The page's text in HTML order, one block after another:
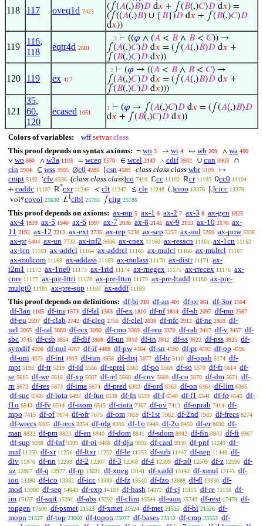
118 117 oveq1d 7425
(∫(𝐴(,)𝐵)𝐷 d𝑥 + ∫(𝐵(,)𝐶)𝐷 d𝑥) =
(∫((𝐴(,)𝐵) ∪ { 𝐵})𝐷 d𝑥 + ∫(𝐵(,)𝐶)𝐷
d𝑥))
119
116,
118
eqtr4d 2801
. . 3 ⊢ ((𝜑 ∧ (𝐴 < 𝐵 ∧ 𝐵 < 𝐶)) →
∫(𝐴(,)𝐶)𝐷 d𝑥 = (∫(𝐴(,)𝐵)𝐷 d𝑥 +
∫(𝐵(,)𝐶)𝐷 d𝑥))
120 119 ex 417
. 2 ⊢ (𝜑 → ((𝐴 < 𝐵 ∧ 𝐵 < 𝐶) →
∫(𝐴(,)𝐶)𝐷 d𝑥 = (∫(𝐴(,)𝐵)𝐷 d𝑥 +
∫(𝐵(,)𝐶)𝐷 d𝑥)))
121
35,
60,
120
ecased 1051
1 ⊢ (𝜑 → ∫(𝐴(,)𝐶)𝐷 d𝑥 = (∫(𝐴(,)𝐵)𝐷
d𝑥 + ∫(𝐵(,)𝐶)𝐷 d𝑥))
Colors of variables: wff setvar class
This proof depends on syntax axioms: ¬ wn 3 → wi 4 ↔ wb 209 ∧ wa 400
∨ wo 860 ∧ w3a 1103 = wceq 1570 ∈ wcel 2143 ∖ cdif 3902 ∪ cun 3903 ∩
cin 3904 ⊆ wss 3905 ∅c0 4286 {csn 4589 class class class wbr 5109 ↦
cmpt 5192 ‘cfv 6536 (class class class)co 7410 ℂcc 11102 ℝcr 11103 0cc0 11104
+ caddc 11107 ℝ*cxr 11246 < clt 11247 ≤ cle 11248 (,)cioo 13376 [,] cicc 13379
vol*covol 25630 𝐿1cibl 25785 ∫ citg 25786
This proof depends on axioms: ax-mp 5 ax-1 6 ax-2 7 ax-3 8 ax-gen 1825
ax-4 1839 ax-5 1940 ax-6 1997 ax-7 2038 ax-8 2145 ax-9 2153 ax-10 2176 ax-
11 2192 ax-12 2213 ax-ext 2735 ax-rep 5238 ax-sep 5257 ax-nul 5269 ax-pow 5336
ax-pr 5404 ax-un 7732 ax-inf2 9606 ax-cnex 11160 ax-resscn 11161 ax-1cn 11162
ax-icn 11163 ax-addcl 11164 ax-addrcl 11165 ax-mulcl 11166 ax-mulrcl 11167
ax-mulcom 11168 ax-addass 11169 ax-mulass 11170 ax-distr 11171
ax-
i2m1 11172 ax-1ne0 11173 ax-1rid 11174 ax-rnegex 11175 ax-rrecex 11176 ax-
cnre 11177 ax-pre-lttri 11178 ax-pre-lttrn 11179 ax-pre-ltadd 11180 ax-pre-
mulgt0 11181 ax-pre-sup 11182 ax-addf 11183
This proof depends on definitions: df-bi 210 df-an 401 df-or 861 df-3or 1104
df-3an 1105 df-tru 1573 df-fal 1583 df-ex 1810 df-nf 1814 df-sb 2097 df-mo 2567
df-eu 2597 df-clab 2742 df-cleq 2755 df-clel 2838 df-nfc 2912 df-ne 2959 df-
nel 3065 df-ral 3080 df-rex 3090 df-rmo 3369 df-reu 3370 df-rab 3417 df-v 3457 df-
sbc 3745 df-csb 3854 df-dif 3908 df-un 3910 df-in 3912 df-ss 3922 df-pss 3925 df-
symdif 4206 df-nul 4287 df-if 4488 df-pw 4564 df-sn 4590 df-pr 4592 df-op 4596
df-uni 4873 df-int 4913 df-iun 4958 df-disj 5077 df-br 5110 df-opab 5174 df-
mpt 5193 df-tr 5219 df-id 5556 df-eprel 5561 df-po 5569 df-so 5570 df-fr 5614 df-
se 5615 df-we 5616 df-xp 5667 df-rel 5668 df-cnv 5669 df-co 5670 df-dm 5671
df-
rn 5672 df-res 5673 df-ima 5674 df-pred 6302 df-ord 6363 df-on 6364 df-lim 6365
df-suc 6366 df-iota 6492 df-fun 6538 df-fn 6539 df-f 6540 df-f1 6541 df-fo 6542 df-
f1o 6543 df-fv 6544 df-isom 6545 df-riota 7367 df-ov 7413 df-oprab 7414 df-
mpo 7415 df-of 7674 df-ofr 7675 df-om 7859 df-1st 7982 df-2nd 7983 df-frecs 8274
df-wrecs 8305 df-recs 8354 df-rdg 8393 df-1o 8449 df-2o 8450 df-er 8690 df-
map 8822 df-pm 8823 df-en 8940 df-dom 8941 df-sdom 8942 df-fin 8943 df-fi 9367
df-sup 9398 df-inf 9399 df-oi 9468 df-dju 9892 df-card 9930 df-pnf 11249 df-
mnf 11250 df-xr 11251 df-ltxr 11252 df-le 11253 df-sub 11447 df-neg 11448 df-
div 11876 df-nn 12238 df-2 12307 df-3 12308 df-4 12309 df-n0 12509 df-z 12596 df-
uz 12867 df-q 12977 df-rp 13021 df-xneg 13141 df-xadd 13142 df-xmul 13143 df-
ioo 13380 df-ico 13382 df-icc 13383 df-fz 13540 df-fzo 13688 df-fl 13830 df-
mod 13908 df-seq 14043 df-exp 14103 df-hash 14372 df-cj 15155 df-re 15156 df-
im 15157 df-sqrt 15291 df-abs 15292 df-clim 15544 df-sum 15743 df-rest 17479 df-
topgen 17500 df-psmet 21523 df-xmet 21524 df-met 21525 df-bl 21526 df-
mopn 21527 df-top 23060 df-topon 23077 df-bases 23112 df-cmp 23553 df-